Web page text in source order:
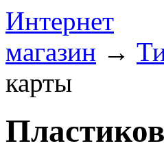
Интернет
магазин →
карты